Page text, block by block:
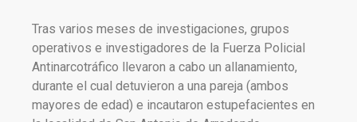
Tras varios meses de investigaciones, grupos
operativos e investigadores de la Fuerza Policial
Antinarcotráfico llevaron a cabo un allanamiento,
durante el cual detuvieron a una pareja (ambos
mayores de edad) e incautaron estupefacientes en